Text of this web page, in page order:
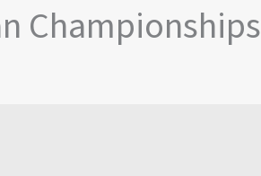
Championships